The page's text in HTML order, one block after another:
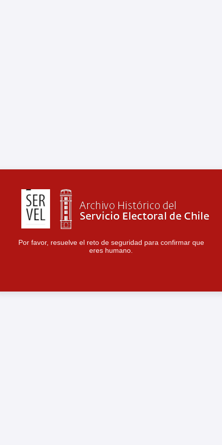
Por favor, resuelve el reto de seguridad para confirmar que
eres humano.